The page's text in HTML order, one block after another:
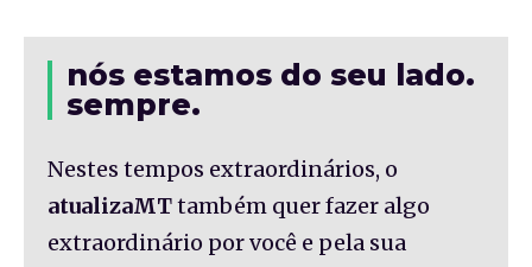
nós estamos do seu lado.
sempre.
Nestes tempos extraordinários, o
atualizaMTtambém quer fazer algo
extraordinário por você e pela sua